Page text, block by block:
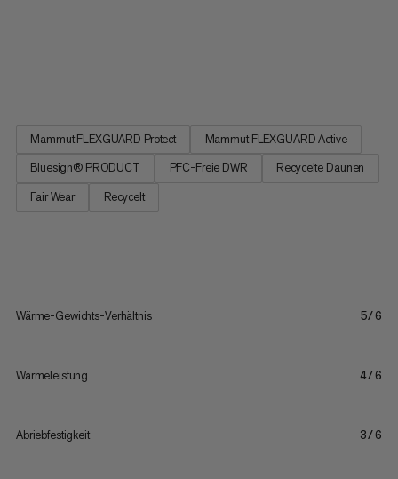
Mammut FLEXGUARD Protect
Mammut FLEXGUARD Active
Bluesign® PRODUCT
PFC-Freie DWR
Recycelte Daunen
Fair Wear
Recycelt
Wärme-Gewichts-Verhältnis 5/6
Wärmeleistung 4/6
Abriebfestigkeit 3/6